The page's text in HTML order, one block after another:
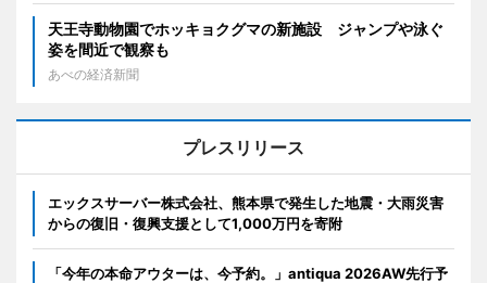
天王寺動物園でホッキョクグマの新施設 ジャンプや泳ぐ
姿を間近で観察も
あべの経済新聞
プレスリリース
エックスサーバー株式会社、熊本県で発生した地震・大雨災害
からの復旧・復興支援として1,000万円を寄附
「今年の本命アウターは、今予約。」antiqua 2026AW先行予